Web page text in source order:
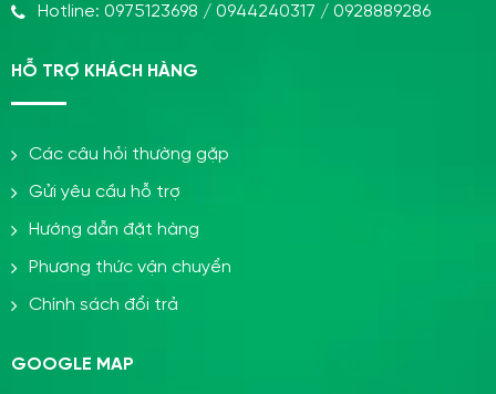
Hotline: 0975123698 / 0944240317 / 0928889286
HỖ TRỢ KHÁCH HÀNG
Các câu hỏi thường gặp
Gửi yêu cầu hỗ trợ
Hướng dẫn đặt hàng
Phương thức vận chuyển
Chính sách đổi trả
GOOGLE MAP